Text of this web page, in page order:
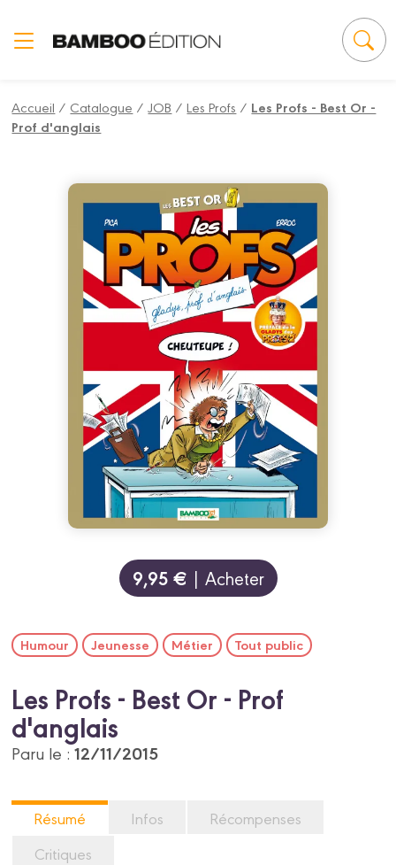
Accueil / Catalogue /JOB /Les Profs / Les Profs - Best Or -
Prof d'anglais
9,95 € | Acheter
Humour Jeunesse Métier Tout public
Les Profs - Best Or - Prof
d'anglais
Paru le :12/11/2015
Résumé Infos
Récompenses
Critiques